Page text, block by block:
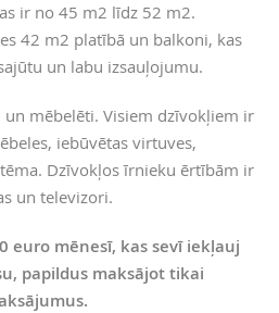
ir no 45 m2 līdz 52 m2.
42 m2 platībā un balkoni, kas
un labu izsauļojumu.
mēbelēti. Visiem dzīvokļiem ir
iebūvētas virtuves,
Dzīvokļos īrnieku ērtībām ir
un televizori.
euro mēnesī, kas sevī iekļauj
papildus maksājot tikai